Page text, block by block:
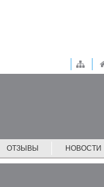
ОТЗЫВЫ НОВОСТИ